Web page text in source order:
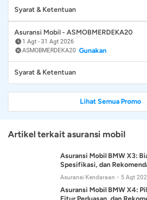
Syarat & Ketentuan
Asuransi Mobil - ASMOBMERDEKA20
1 Agt - 31 Agt 2026
ASMOBMERDEKA20 Gunakan
Syarat & Ketentuan
Lihat Semua Promo
Artikel terkait asuransi mobil
Asuransi Mobil BMW X3:
Spesifikasi, dan
Asuransi Kendaraan 5 Agt
Asuransi Mobil BMW X4: